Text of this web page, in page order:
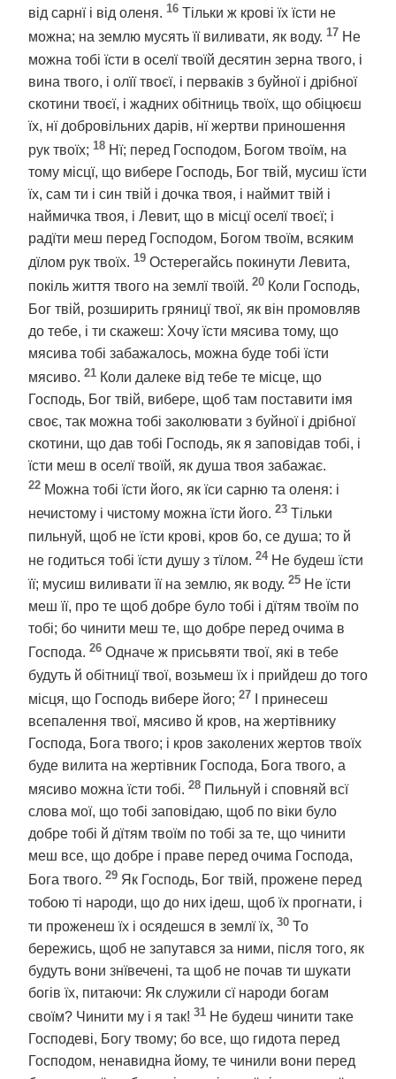
від сарнї і від оленя. 16 Тільки ж крові їх їсти не
можна; на землю мусять її виливати, як воду. 17 Не
можна тобі їсти в оселї твоїй десятин зерна твого, і
вина твого, і олїї твоєї, і перваків з буйної і дрібної
скотини твоєї, і жадних обітниць твоїх, що обіцюєш
їх, нї добровільних дарів, нї жертви приношення
рук твоїх; 18 Нї; перед Господом, Богом твоїм, на
тому місцї, що вибере Господь, Бог твій, мусиш їсти
їх, сам ти і син твій і дочка твоя, і наймит твій і
наймичка твоя, і Левит, що в місцї оселї твоєї; і
радїти меш перед Господом, Богом твоїм, всяким
дїлом рук твоїх. 19 Остерегайсь покинути Левита,
покіль життя твого на землї твоїй. 20 Коли Господь,
Бог твій, розширить гряницї твої, як він промовляв
до тебе, і ти скажеш: Хочу їсти мясива тому, що
мясива тобі забажалось, можна буде тобі їсти
мясиво. 21 Коли далеке від тебе те місце, що
Господь, Бог твій, вибере, щоб там поставити імя
своє, так можна тобі заколювати з буйної і дрібної
скотини, що дав тобі Господь, як я заповідав тобі, і
їсти меш в оселї твоїй, як душа твоя забажає.
22 Можна тобі їсти його, як їси сарню та оленя: і
нечистому і чистому можна їсти його. 23 Тільки
пильнуй, щоб не їсти крові, кров бо, се душа; то й
не годиться тобі їсти душу з тїлом. 24 Не будеш їсти
її; мусиш виливати її на землю, як воду. 25 Не їсти
меш її, про те щоб добре було тобі і дїтям твоїм по
тобі; бо чинити меш те, що добре перед очима в
Господа. 26 Одначе ж присьвяти твої, які в тебе
будуть й обітницї твої, возьмеш їх і прийдеш до того
місця, що Господь вибере його; 27
І принесеш
всепалення твої, мясиво й кров, на жертівнику
Господа, Бога твого; і кров заколених жертов твоїх
буде вилита на жертівник Господа, Бога твого, а
мясиво можна їсти тобі. 28 Пильнуй і сповняй всї
слова мої, що тобі заповідаю, щоб по віки було
добре тобі й дїтям твоїм по тобі за те, що чинити
меш все, що добре і праве перед очима Господа,
Бога твого. 29 Як Господь, Бог твій, прожене перед
тобою ті народи, що до них ідеш, щоб їх прогнати, і
ти проженеш їх і осядешся в землї їх, 30 То
бережись, щоб не запутався за ними, після того, як
будуть вони знївечені, та щоб не почав ти шукати
богів їх, питаючи: Як служили сї народи богам
своїм? Чинити му і я так! 31 Не будеш чинити таке
Господеві, Богу твому; бо все, що гидота перед
Господом, ненавидна йому, те чинили вони перед